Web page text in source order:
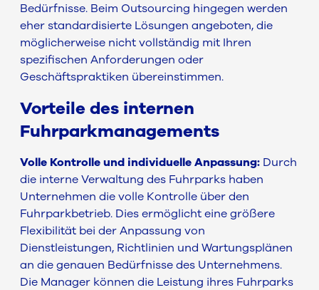
Bedürfnisse. Beim Outsourcing hingegen werden
eher standardisierte Lösungen angeboten, die
möglicherweise nicht vollständig mit Ihren
spezifischen Anforderungen oder
Geschäftspraktiken übereinstimmen.
Vorteile des internen
Fuhrparkmanagements
Volle Kontrolle und individuelle Anpassung: Durch
die interne Verwaltung des Fuhrparks haben
Unternehmen die volle Kontrolle über den
Fuhrparkbetrieb. Dies ermöglicht eine größere
Flexibilität bei der Anpassung von
Dienstleistungen, Richtlinien und Wartungsplänen
an die genauen Bedürfnisse des Unternehmens.
Die Manager können die Leistung ihres Fuhrparks